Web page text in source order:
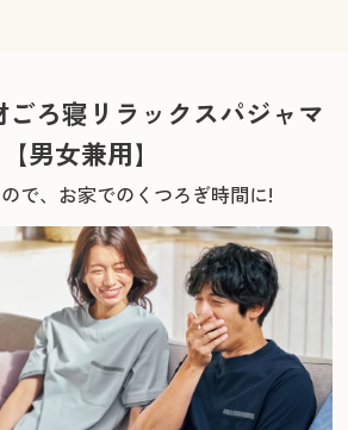
ろ寝リラックスパジャマ
【男女兼用】
で、お家でのくつろぎ時間に!